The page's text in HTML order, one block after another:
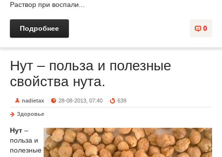
Раствор при воспали...
0
Подробнее
Нут – польза и полезные
свойства нута.
nadietax 28-08-2013, 07:40 639
Здоровье
Нут –
польза и
полезные